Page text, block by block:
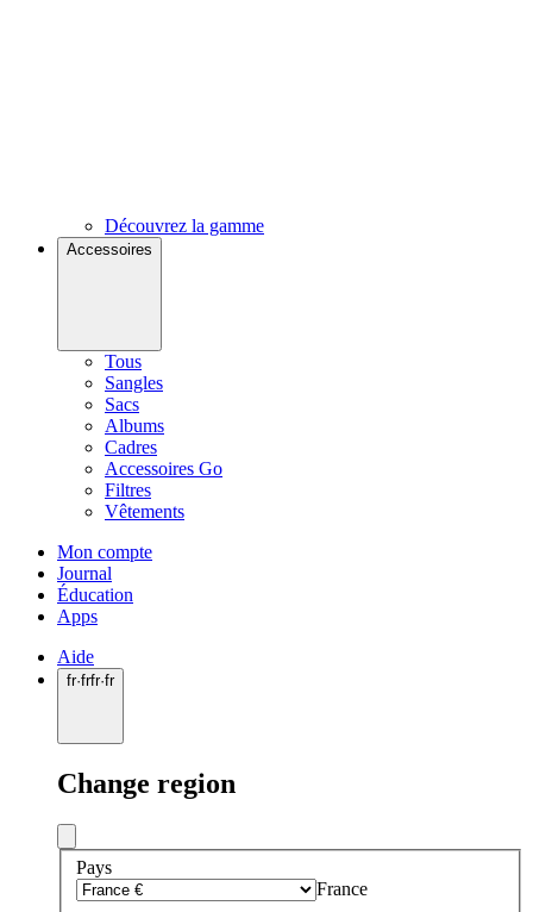
Découvrez la gamme
Accessoires
Tous
Sangles
Sacs
Albums
Cadres
Accessoires Go
Filtres
Vêtements
Mon compte
Journal
Éducation
Apps
Aide
fr·frfr·fr
Change region
Pays
France